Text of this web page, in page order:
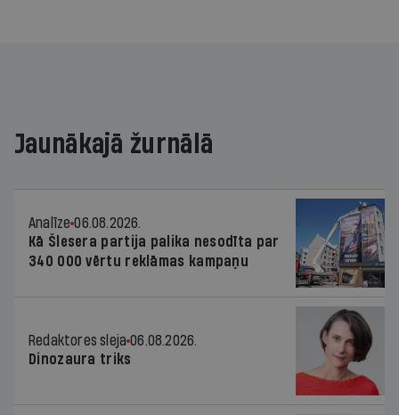
Jaunākajā žurnālā
Analīze 06.08.2026.
Kā Šlesera partija palika nesodīta par
340 000 vērtu reklāmas kampaņu
Redaktores sleja 06.08.2026.
Dinozaura triks